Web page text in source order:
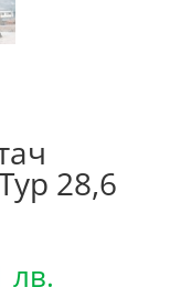
28,6
лв.